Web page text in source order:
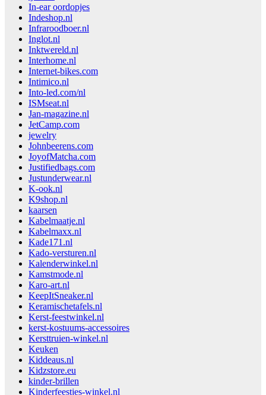
In-ear oordopjes
Indeshop.nl
Infraroodboer.nl
Inglot.nl
Inktwereld.nl
Interhome.nl
Internet-bikes.com
Intimico.nl
Into-led.com/nl
ISMseat.nl
Jan-magazine.nl
JetCamp.com
jewelry
Johnbeerens.com
JoyofMatcha.com
Justifiedbags.com
Justunderwear.nl
K-ook.nl
K9shop.nl
kaarsen
Kabelmaatje.nl
Kabelmaxx.nl
Kade171.nl
Kado-versturen.nl
Kalenderwinkel.nl
Kamstmode.nl
Karo-art.nl
KeepItSneaker.nl
Keramischetafels.nl
Kerst-feestwinkel.nl
kerst-kostuums-accessoires
Kersttruien-winkel.nl
Keuken
Kiddeaus.nl
Kidzstore.eu
kinder-brillen
Kinderfeestjes-winkel.nl